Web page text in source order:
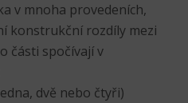
v mnoha provedeních,
konstrukční rozdíly mezi
části spočívají v
dvě nebo čtyři)